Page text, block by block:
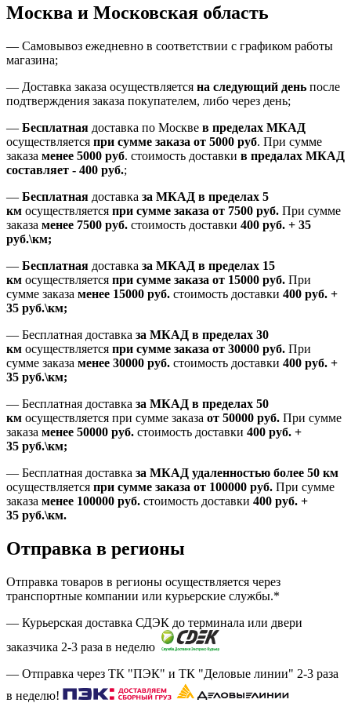
Москва и Московская область
— Самовывоз ежедневно в соответствии с графиком работы
магазина;
— Доставка заказа осуществляется на следующий день после
подтверждения заказа покупателем, либо через день;
— Бесплатная доставка по Москве в пределах МКАД
осуществляется при сумме заказа от 5000 руб. При сумме
заказа менее 5000 руб. стоимость доставки в предалах МКАД
составляет - 400 руб.;
— Бесплатная доставка за МКАД в пределах 5
км осуществляется при сумме заказа от 7500 руб. При сумме
заказа менее 7500 руб. стоимость доставки 400 руб. + 35
руб.\км;
— Бесплатная доставка за МКАД в пределах 15
км осуществляется при сумме заказа от 15000 руб. При
сумме заказа менее 15000 руб. стоимость доставки 400 руб. +
35 руб.\км;
— Бесплатная доставка за МКАД в пределах 30
км осуществляется при сумме заказа от 30000 руб. При
сумме заказа менее 30000 руб. стоимость доставки 400 руб. +
35 руб.\км;
— Бесплатная доставка за МКАД в пределах 50
км осуществляется при сумме заказа от 50000 руб. При сумме
заказа менее 50000 руб. стоимость доставки 400 руб. +
35 руб.\км;
— Бесплатная доставка за МКАД удаленностью более 50 км
осуществляется при сумме заказа от 100000 руб. При сумме
заказа менее 100000 руб. стоимость доставки 400 руб. +
35 руб.\км.
Отправка в регионы
Отправка товаров в регионы осуществляется через
транспортные компании или курьерские службы.*
— Курьерская доставка СДЭК до терминала или двери
заказчика 2-3 раза в неделю
— Отправка через ТК "ПЭК" и ТК "Деловые линии" 2-3 раза
в неделю!